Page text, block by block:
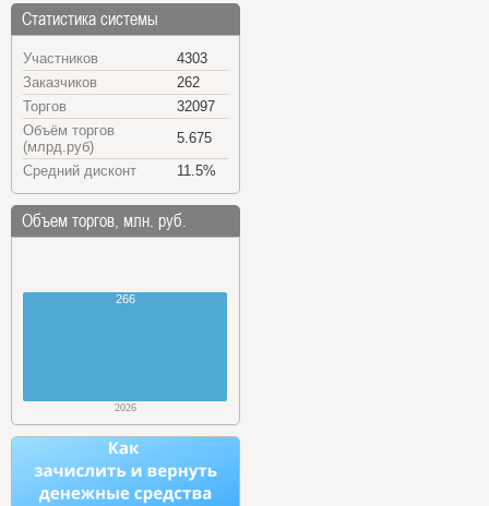
Статистика системы
Участников
4303
Заказчиков
262
Торгов
32097
Объём торгов
(млрд.руб)
5.675
Средний дисконт
11.5%
Объем торгов, млн. руб.
266
2026